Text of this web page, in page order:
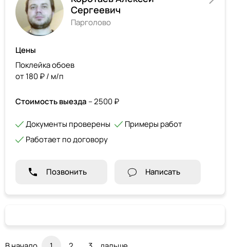
Сергеевич
Парголово
Цены
Поклейка обоев
от 180 ₽ / м/п
Стоимость выезда – 2500 ₽
Документы проверены
Примеры работ
Работает по договору
Позвонить Написать